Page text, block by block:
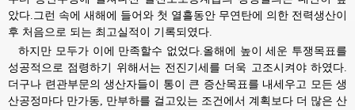
았다.그런 속에 새해에 들어와 첫 열흘동안 무연탄에 의한 전력생산이
후 처음으로 되는 최고실적이 기록되였다.
하지만 모두가 이에 만족할수 없었다.올해에 높이 세운 투쟁목표를
성공적으로 점령하기 위해서는 전진기세를 더욱 고조시켜야 하였다.
더구나 련관부문의 생산자들이 통이 큰 증산목표를 내세우고 모든 생
산공정마다 만가동, 만부하를 걸고있는 조건에서 계획보다 더 많은 산